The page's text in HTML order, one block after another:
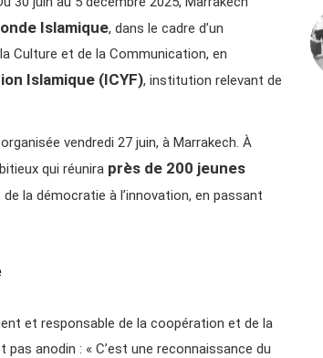
Islamique, dans le cadre d’un
Culture et de la Communication, en
Islamique (ICYF), institution relevant de
vendredi 27 juin, à Marrakech. À
qui réunira près de 200 jeunes
la démocratie à l’innovation, en passant
et responsable de la coopération et de la
anodin : « C’est une reconnaissance du